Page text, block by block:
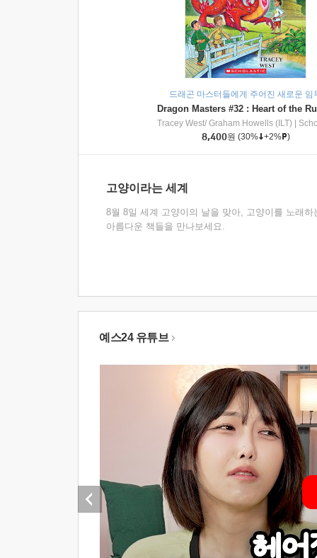
드래곤 마스터들에게 주어진 새로운 임
Tracey West/ Graham Howells (ILT)
8,400원 (30% +2% )
고양이라는 세계
8월 8일 세계 고양이의 날을 맞아, 고양이를 노래하
아름다운 책들을 만나보세요.
예스24 유튜브